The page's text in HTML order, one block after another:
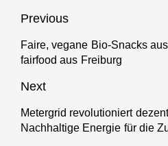
Beitragsnavigation
Previous
Previous
post:
Faire, vegane Bio-Snacks
fairfood aus Freiburg
Next
Next
post:
Metergrid revolutioniert
Nachhaltige Energie für die